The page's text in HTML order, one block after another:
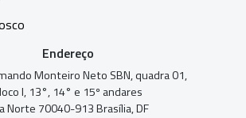
Endereço
Monteiro Neto SBN, quadra 01,
I, 13°, 14° e 15º andares
Norte 70040-913 Brasília, DF